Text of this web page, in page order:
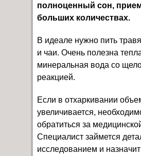
полноценный сон,
больших количествах.
В идеале нужно пить
и чаи. Очень полезна
минеральная вода со
реакцией.
Если в отхаркивании
увеличивается,
обратиться за
Специалист займется
исследованием и